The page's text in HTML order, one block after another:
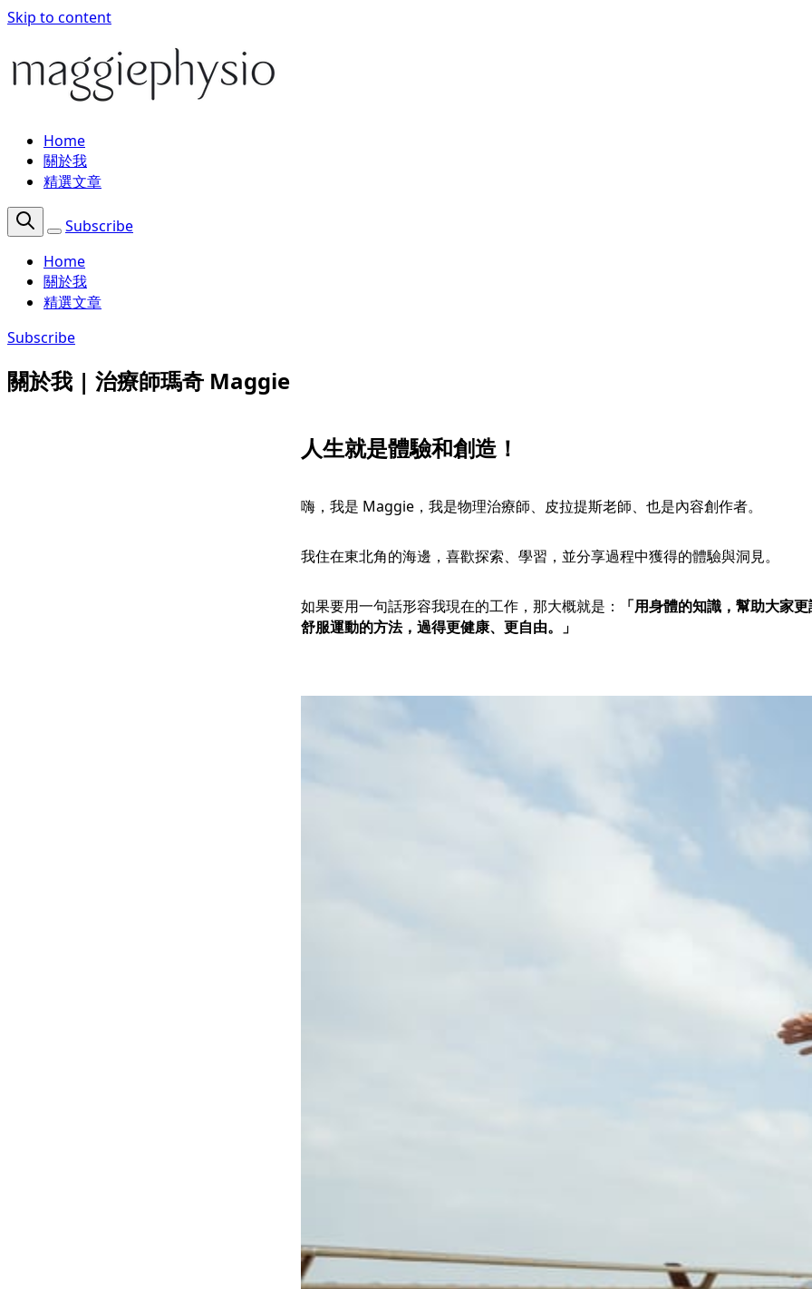
Skip to content
Home
關於我
精選文章
Subscribe
Home
關於我
精選文章
Subscribe
關於我 | 治療師瑪奇 Maggie
人生就是體驗和創造！
嗨，我是 Maggie，我是物理治療師、皮拉提斯老師、也是內容創作者。
我住在東北角的海邊，喜歡探索、學習，並分享過程中獲得的體驗與洞見。
如果要用一句話形容我現在的工作，那大概就是：
「用身體的知識，幫助大家
舒服運動的方法，過得更健康、更自由。」